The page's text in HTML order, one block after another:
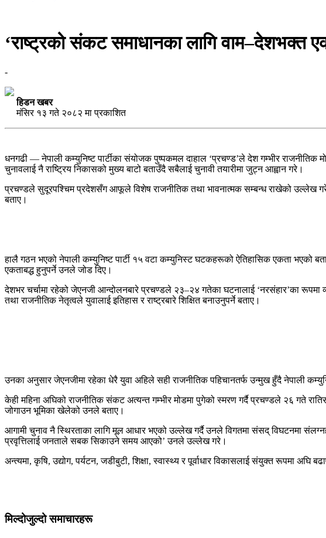
‘राष्ट्रको संकट समाधानका लागि वाम–देशभक्त
-
हिडन खबर
मंसिर १३ गते २०८२ मा प्रकाशित
धनगढी — नेपाली कम्युनिष्ट पार्टीका संयोजक पुष्पकमल दाहाल ‘प्रचण्ड’ले देश गम्भीर
चुनावलाई नै राष्ट्रिय निकासको मुख्य बाटो बताउँदै सबैलाई चुनावी तयारीमा जुट्न आह्वान गरे।
प्रचण्डले सुदूरपश्चिम प्रदेशसँग आफूले विशेष राजनीतिक तथा भावनात्मक सम्बन्ध राखेको उल्लेख
बताए।
हालै गठन भएको नेपाली कम्युनिष्ट पार्टी १५ वटा कम्युनिस्ट घटकहरूको ऐतिहासिक एकता भएको
एकताबद्ध हुनुपर्ने उनले जोड दिए।
देशभर चर्चामा रहेको जेएनजी आन्दोलनबारे प्रचण्डले २३–२४ गतेका घटनालाई ‘नरसंहार’का
तथा राजनीतिक नेतृत्वले युवालाई इतिहास र राष्ट्रबारे शिक्षित बनाउनुपर्ने बताए।
उनका अनुसार जेएनजीमा रहेका धेरै युवा अहिले सही राजनीतिक पहिचानतर्फ उन्मुख हुँदै नेपाली
केही महिना अघिको राजनीतिक संकट अत्यन्त गम्भीर मोडमा पुगेको स्मरण गर्दै प्रचण्डले २६ गते
जोगाउन भूमिका खेलेको उनले बताए।
आगामी चुनाव नै स्थिरताका लागि मूल आधार भएको उल्लेख गर्दै उनले विगतमा संसद् विघटनमा
प्रवृत्तिलाई जनताले सबक सिकाउने समय आएको’ उनले उल्लेख गरे।
अन्त्यमा, कृषि, उद्योग, पर्यटन, जडीबुटी, शिक्षा, स्वास्थ्य र पूर्वाधार विकासलाई संयुक्त रूपमा अघि
मिल्दोजुल्दो समाचारहरू